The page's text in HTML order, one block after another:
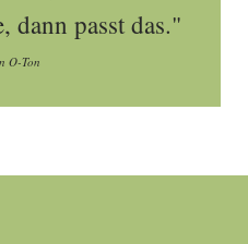
dann passt das."
O-Ton